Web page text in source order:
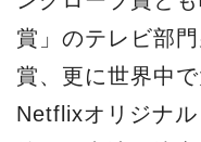
賞」のテレビ部
賞、更に世界中
Netflixオリジナ